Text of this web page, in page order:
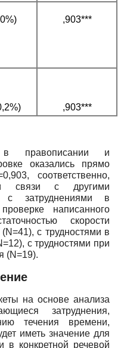
,903***
,903***
в правописании и
оказались прямо
соответственно,
связи с другими
с затруднениями в
написанного
скорости
(N=41),с трудностями в
с трудностями при
(N=19).
на основе анализа
затруднения,
течения времени,
иметь значение для
в конкретной речевой